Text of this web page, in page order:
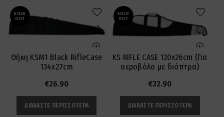
SOLD
OUT
Θήκη KSM1 Black RifleCase
134x27cm
€26.90
ΔΙΑΒΆΣΤΕ ΠΕΡΙΣΣΌΤΕΡΑ
SOLD
OUT
KS RIFLE CASE 120x26cm (Για
αεροβόλο με διόπτρα)
€32.90
ΔΙΑΒΆΣΤΕ ΠΕΡΙΣΣΌΤΕΡΑ